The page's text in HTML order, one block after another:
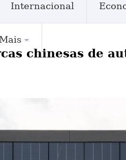
Internacional
Mais
chinesas de